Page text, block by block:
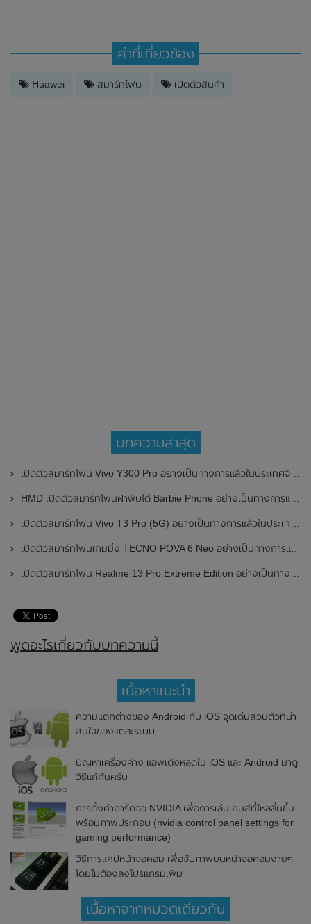
คำที่เกี่ยวข้อง
Huawei สมาร์ทโฟน เปิดตัวสินค้า
บทความล่าสุด
เปิดตัวสมาร์ทโฟน Vivo Y300 Pro อย่างเป็นทางการแล้วในประเทศจีน มาพร้อมดีไซน์พรีเมี่ยม ทนทาน และแบตเตอรี่สุดอึดขนาดใหญ่ 6,500mAh พร้อมรองรับการชาร์จไว 80W
HMD เปิดตัวสมาร์ทโฟนฝาพับได้ Barbie Phone อย่างเป็นทางการแล้ว มาพร้อมธีมสีชมพูสดใส
เปิดตัวสมาร์ทโฟน Vivo T3 Pro (5G) อย่างเป็นทางการแล้วในประเทศอินเดีย
เปิดตัวสมาร์ทโฟนเกมมิ่ง TECNO POVA 6 Neo อย่างเป็นทางการแล้วในประเทศไทย ในราคา 8,499 บาท
เปิดตัวสมาร์ทโฟน Realme 13 Pro Extreme Edition อย่างเป็นทางการแล้วในประเทศจีน
พูดอะไรเกี่ยวกับบทความนี้
เนื้อหาแนะนำ
ความแตกต่างของ Android กับ iOS จุดเด่นส่วนตัวที่น่า
สนใจของแต่ละระบบ
ปัญหาเครื่องค้าง แอพเด้งหลุดใน iOS และ Android มาดู
วิธีแก้กันครับ
การตั้งค่าการ์ดจอ NVIDIA เพื่อการเล่นเกมส์ที่ไหลลื่นขึ้น
พร้อมภาพประกอบ (nvidia control panel settings for
gaming performance)
วิธีการแคปหน้าจอคอม เพื่อจับภาพบนหน้าจอคอมง่ายๆ
โดยไม่ต้องลงโปรแกรมเพิ่ม
เนื้อหาจากหมวดเดียวกัน